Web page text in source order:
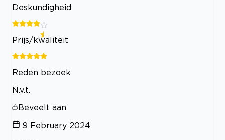
Deskundigheid
Prijs/kwaliteit
Reden bezoek
N.v.t.
Beveelt aan
9 February 2024